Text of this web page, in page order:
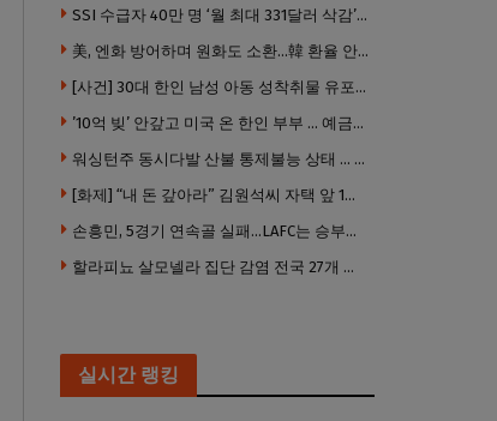
SSI 수급자 40만 명 ‘월 최대 331달러 삭감’ 위기…10만 명은 수급자격 상실
美, 엔화 방어하며 원화도 소환…韓 환율 안정 ‘우군’ 되나
[사건] 30대 한인 남성 아동 성착취물 유포 혐의로 체포
’10억 빚’ 안갚고 미국 온 한인 부부 … 예금보험공사, 미국서 소송
워싱턴주 동시다발 산불 통제불능 상태 … 이재민 수십만명
[화제] “내 돈 갚아라” 김원석씨 자택 앞 1인 광대 시위 … 한인 투자사, “108만 달러 못받아”
손흥민, 5경기 연속골 실패…LAFC는 승부차기 끝 과달라하라 격파
할라피뇨 살모넬라 집단 감염 전국 27개 주 급속 확산
실시간 랭킹